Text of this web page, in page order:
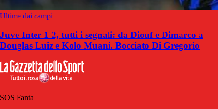
Ultime dai campi
Juve-Inter 1-2, tutti i segnali: da Diouf e Dimarco a
Douglas Luiz e Kolo Muani. Bocciato Di Gregorio
SOS Fanta